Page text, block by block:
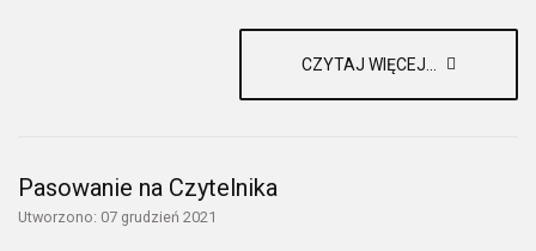
CZYTAJ WIĘCEJ...
Pasowanie na Czytelnika
Utworzono: 07 grudzień 2021